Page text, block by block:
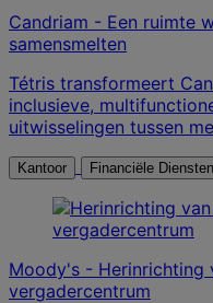
Candriam - Een ruimte
samensmelten
Tétris transformeert
inclusieve,
uitwisselingen tussen
Kantoor Financiële Diensten
Moody's - Herinrichting
vergadercentrum